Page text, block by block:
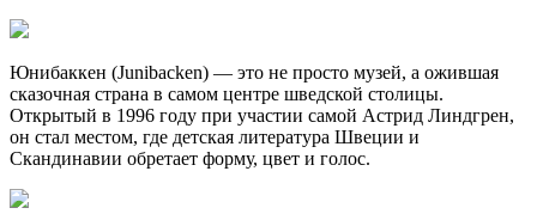
Юнибаккен (Junibacken) — это не просто музей, а ожившая
сказочная страна в самом центре шведской столицы.
Открытый в 1996 году при участии самой Астрид Линдгрен,
он стал местом, где детская литература Швеции и
Скандинавии обретает форму, цвет и голос.